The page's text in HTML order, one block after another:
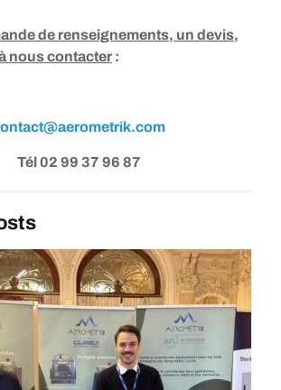
de renseignements, un devis,
nous contacter :
Tél 02 99 37 96 87